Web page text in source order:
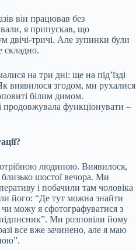
він працював без
я припускав, що
двічі-тричі. Але зупинки були
складно.
на три дні: ще на під’їзді
виявилося згодом, ми рухалися
білим димом.
продовжувала функціонувати –
людиною. Виявилося,
шостої вечора. Ми
і побачили там чоловіка
його: “Де тут можна знайти
чи можу я сфотографуватися з
Ми розповіли йому
все вже зачинено, але я маю